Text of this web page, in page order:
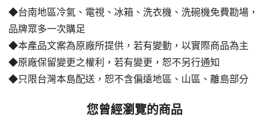
◆台南地區冷氣、電視、冰箱、洗衣機、洗碗機免費勘場，
品牌眾多一次購足
◆本產品文案為原廠所提供，若有變動，以實際商品為主
◆原廠保留變更之權利，若有變更，恕不另行通知
◆只限台灣本島配送，恕不含偏遠地區、山區、離島部分
您曾經瀏覽的商品